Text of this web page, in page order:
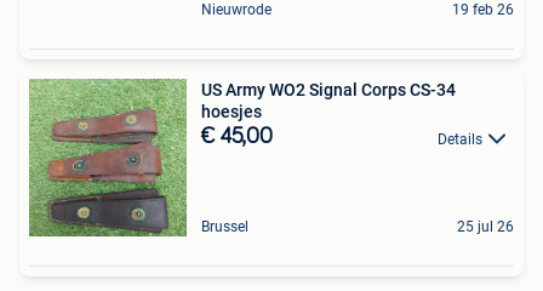
Nieuwrode 19 feb 26
US Army WO2 Signal Corps CS-34
hoesjes
€ 45,00 Details
Brussel 25 jul 26